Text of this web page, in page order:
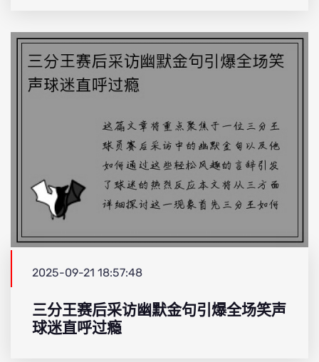
2025-09-21 18:57:48
三分王赛后采访幽默金句引爆全场笑声
球迷直呼过瘾